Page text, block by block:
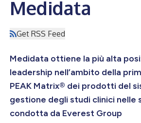
Medidata
Get RSS Feed
Medidata ottiene la più alta
leadership nell’ambito della
PEAK Matrix® dei prodotti del
gestione degli studi clinici nelle
condotta da Everest Group